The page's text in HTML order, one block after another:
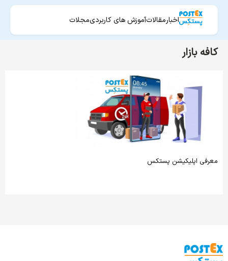
اخبارمقالاتآموزش های کاربردیمجلات
کافه بازار
معرفی اپلیکیشن پستکس